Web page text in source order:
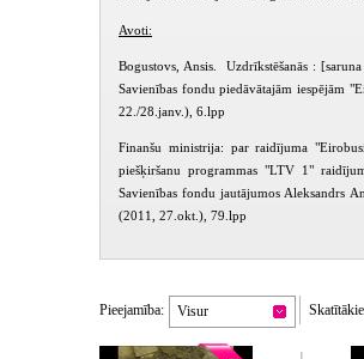
Avoti:
Bogustovs, Ansis. Uzdrīkstēšanās :
Savienības fondu piedāvātajām iespējām
22./28.janv.), 6.lpp
Finanšu ministrija: par raidījuma
piešķiršanu programmas "LTV 1"
Savienības fondu jautājumos Aleksandrs
(2011, 27.okt.), 79.lpp
Pieejamība: Visur Skatītākie